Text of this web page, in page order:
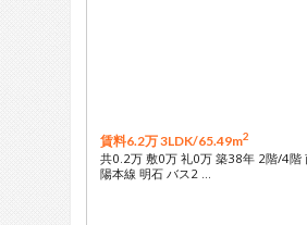
賃料6.2万 3LDK/65.49m2
共0.2万 敷0万 礼0万 築38年 2階/4階
陽本線 明石 バス2 …